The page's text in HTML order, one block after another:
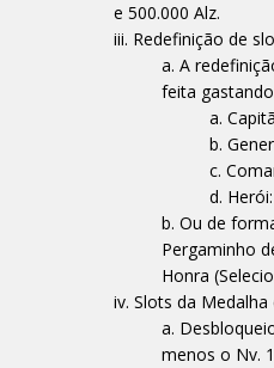
e 500.000 Alz.
Redefinição de
A
feita
Ou de
Pergaminho
Honra
Slots da Medalha
menos o Nv.